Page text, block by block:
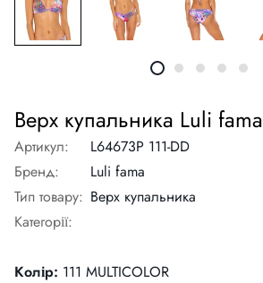
Верх купальника Luli fama
Артикул:
L64673P 111-DD
Бренд:
Luli fama
Тип товару: Верх купальника
Категорії:
Колір: 111 MULTICOLOR